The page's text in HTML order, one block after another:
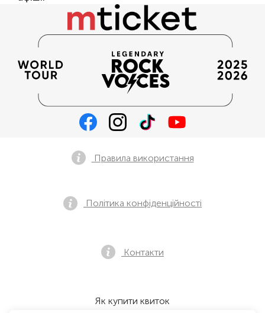
Правила використання
Політика конфіденційності
Контакти
Як купити квиток